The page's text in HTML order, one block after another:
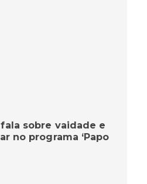
sobre vaidade e
no programa ‘Papo